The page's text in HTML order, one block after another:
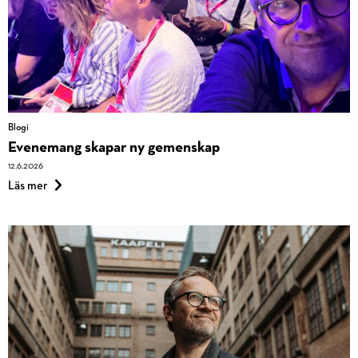
Blogi
Evenemang skapar ny gemenskap
12.6.2026
Blogi
Läs mer om
gemenskap